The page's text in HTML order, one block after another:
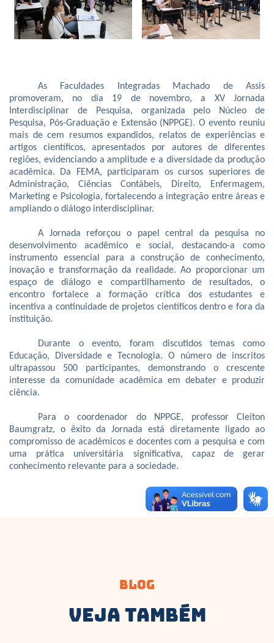
As Faculdades Integradas Machado de Assis
promoveram, no dia 19 de novembro, a XV Jornada
Interdisciplinar de Pesquisa, organizada pelo Núcleo de
Pesquisa, Pós-Graduação e Extensão (NPPGE). O evento reuniu
mais de cem resumos expandidos, relatos de experiências e
artigos científicos, apresentados por autores de diferentes
regiões, evidenciando a amplitude e a diversidade da produção
acadêmica. Da FEMA, participaram os cursos superiores de
Administração, Ciências Contábeis, Direito, Enfermagem,
Marketing e Psicologia, fortalecendo a integração entre áreas e
ampliando o diálogo interdisciplinar.
A Jornada reforçou o papel central da pesquisa no
desenvolvimento acadêmico e social, destacando-a como
instrumento essencial para a construção de conhecimento,
inovação e transformação da realidade. Ao proporcionar um
espaço de diálogo e compartilhamento de resultados, o
encontro fortalece a formação crítica dos estudantes e
incentiva a continuidade de projetos científicos dentro e fora da
instituição.
Durante o evento, foram discutidos temas como
Educação, Diversidade e Tecnologia. O número de inscritos
ultrapassou 500 participantes, demonstrando o crescente
interesse da comunidade acadêmica em debater e produzir
ciência.
Para o coordenador do NPPGE, professor Cleiton
Baumgratz, o êxito da Jornada está diretamente ligado ao
compromisso de acadêmicos e docentes com a pesquisa e com
uma prática universitária significativa, capaz de gerar
conhecimento relevante para a sociedade.
Blog
Veja Também